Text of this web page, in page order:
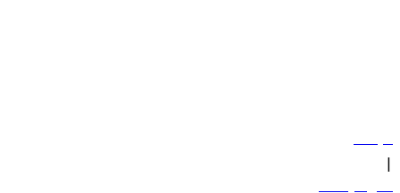
سياساتنا
|
الشروط والأحكام